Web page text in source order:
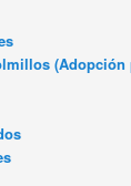
(Adopción